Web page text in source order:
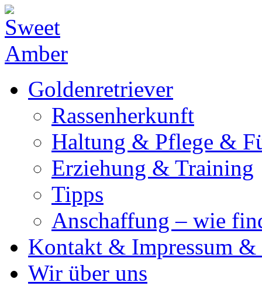
Goldenretriever
Rassenherkunft
Haltung & Pflege &
Erziehung & Training
Tipps
Anschaffung – wie
Kontakt & Impressum &
Wir über uns